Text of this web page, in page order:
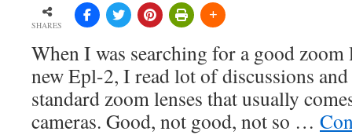
SHARES
When I was searching for a good
new Epl-2, I read lot of discussions
standard zoom lenses that usually
cameras. Good, not good, not so …